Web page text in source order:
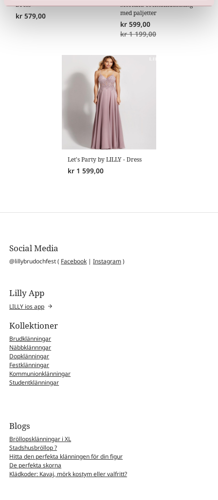
Dress
kr 579,00
Mörkblå cocktailklänning
med paljetter
kr 599,00
kr 1 199,00
Let's Party by LILLY - Dress
kr 1 599,00
Social Media
@lillybrudochfest ( Facebook |Instagram)
Lilly App
LILLY ios app
Kollektioner
Brudklänningar
Näbbklännngar
Dopklänningar
Festklänningar
Kommunionklänningar
Studentklänningar
Blogs
Bröllopsklänningar i XL
Stadshusbröllop ?
Hitta den perfekta klänningen för din figur
De perfekta skorna
Klädkoder: Kavaj, mörk kostym eller valfritt?